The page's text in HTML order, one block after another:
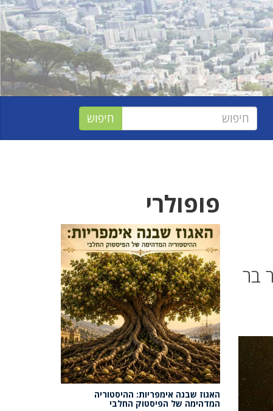
בר
פופולרי
האגוז שבנה אימפריות: ההיסטוריה
המדהימה של הפיסטוק החלבי